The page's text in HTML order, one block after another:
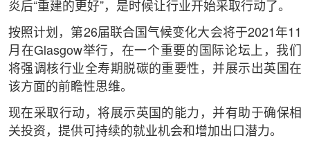
炎后“重建的更好”，是时候让行业开始采取行动了。
按照计划，第26届联合国气候变化大会将于2021年11
月在Glasgow举行，在一个重要的国际论坛上，我们
将强调核行业全寿期脱碳的重要性，并展示出英国在
该方面的前瞻性思维。
现在采取行动，将展示英国的能力，并有助于确保相
关投资，提供可持续的就业机会和增加出口潜力。